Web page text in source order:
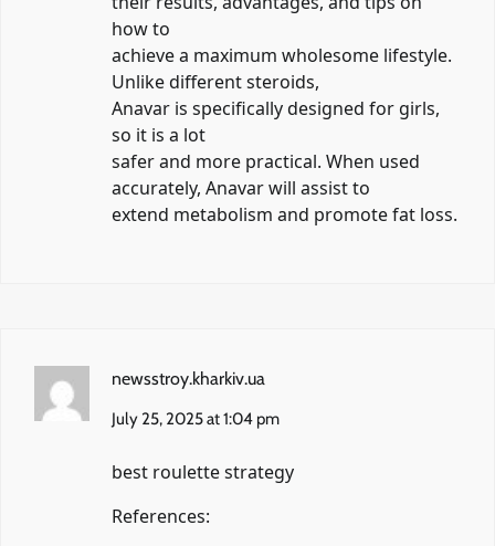
how to
achieve a maximum wholesome lifestyle.
Unlike different steroids,
Anavar is specifically designed for girls,
so it is a lot
safer and more practical. When used
accurately, Anavar will assist to
extend metabolism and promote fat loss.
newsstroy.kharkiv.ua
July 25, 2025 at 1:04 pm
best roulette strategy
References: